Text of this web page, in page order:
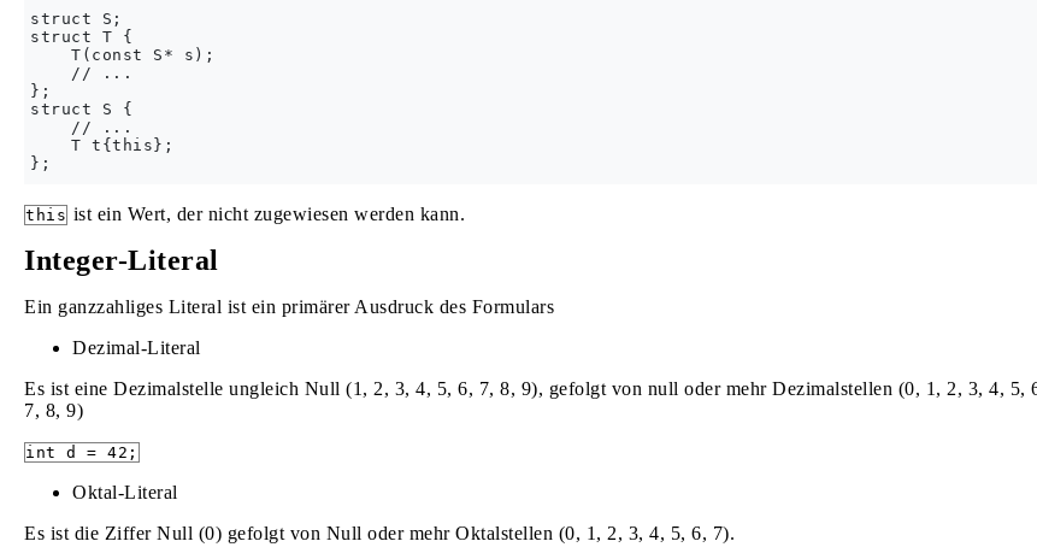
struct S;
struct T {
    T(const S* s);
    // ...
};
struct S {
    // ...
    T t{this};
this ist ein Wert, der nicht zugewiesen werden kann.
Integer-Literal
Ein ganzzahliges Literal ist ein primärer Ausdruck des Formulars
Dezimal-Literal
Es ist eine Dezimalstelle ungleich Null (1, 2, 3, 4, 5, 6, 7, 8, 9), gefolgt von null oder mehr Dezimalstellen (0, 1, 2, 3, 4, 5,
7, 8, 9)
int d = 42;
Oktal-Literal
Es ist die Ziffer Null (0) gefolgt von Null oder mehr Oktalstellen (0, 1, 2, 3, 4, 5, 6, 7).